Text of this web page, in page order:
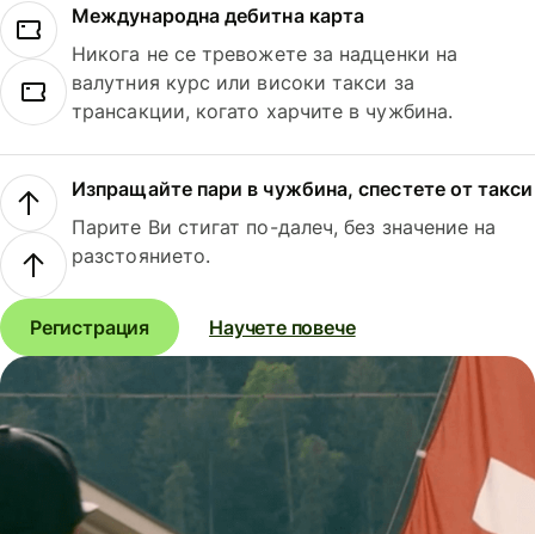
Международна дебитна карта
Никога не се тревожете за надценки на
валутния курс или високи такси за
трансакции, когато харчите в чужбина.
Изпращайте пари в чужбина, спестете от такси
Парите Ви стигат по-далеч, без значение на
разстоянието.
Регистрация Научете повече